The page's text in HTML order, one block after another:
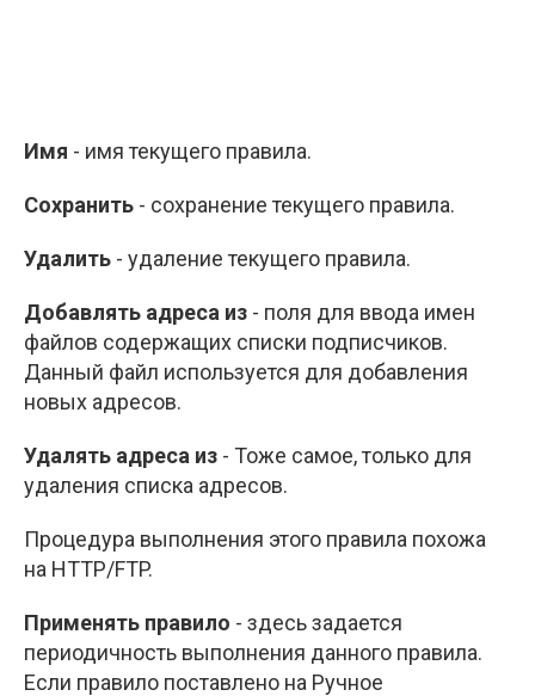
Имя - имя текущего правила.
Сохранить - сохранение текущего правила.
Удалить - удаление текущего правила.
Добавлять адреса из - поля для ввода имен
файлов содержащих списки подписчиков.
Данный файл используется для добавления
новых адресов.
Удалять адреса из - Тоже самое, только для
удаления списка адресов.
Процедура выполнения этого правила похожа
на HTTP/FTP.
Применять правило - здесь задается
периодичность выполнения данного правила.
Если правило поставлено на Ручное